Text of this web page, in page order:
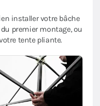
installer votre bâche
premier montage, ou
tente pliante.